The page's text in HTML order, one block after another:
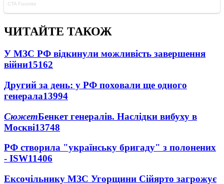
ЧИТАЙТЕ ТАКОЖ
У МЗС РФ відкинули можливість завершення
війни15162
Другий за день: у РФ поховали ще одного
генерала13994
СюжетБенкет генералів. Наслідки вибуху в
Москві13748
РФ створила "українську бригаду" з полонених
- ISW11406
Ексочільнику МЗС Угорщини Сійярто загрожує